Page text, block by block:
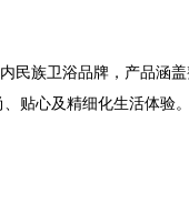
民族卫浴品牌，产品涵
贴心及精细化生活体验。